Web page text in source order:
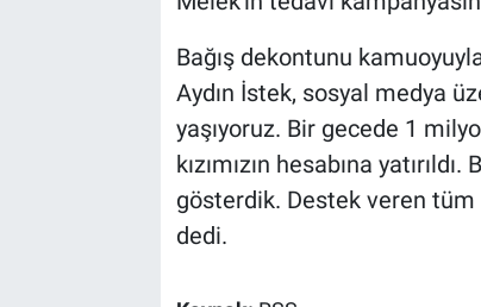
Bağış dekontunu
Aydın İstek, sosyal medya
yaşıyoruz. Bir gecede 1
kızımızın hesabına
gösterdik. Destek veren tüm
dedi.